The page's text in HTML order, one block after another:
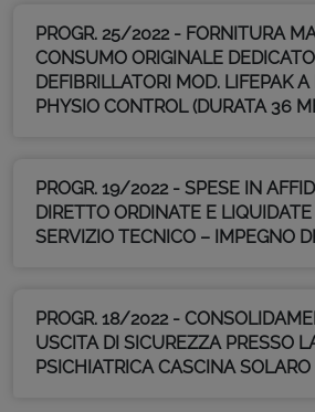
PROGR. 25/2022 - FORNITURA
CONSUMO ORIGINALE
DEFIBRILLATORI MOD. LIFEPAK
PHYSIO CONTROL (DURATA 36
PROGR. 19/2022 - SPESE IN
DIRETTO ORDINATE E
SERVIZIO TECNICO – IMPEGNO
PROGR. 18/2022 -
USCITA DI SICUREZZA PRESSO
PSICHIATRICA CASCINA SOLARO